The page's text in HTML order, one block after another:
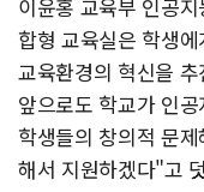
이윤홍 교육부 인공
합형 교육실은 학생
교육환경의 혁신을
앞으로도 학교가 인
학생들의 창의적 문
해서 지원하겠다"고